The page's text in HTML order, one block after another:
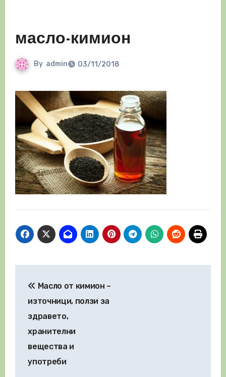
масло-кимион
By admin 03/11/2018
Масло от кимион –
източници, ползи за
здравето,
хранителни
вещества и
употреби